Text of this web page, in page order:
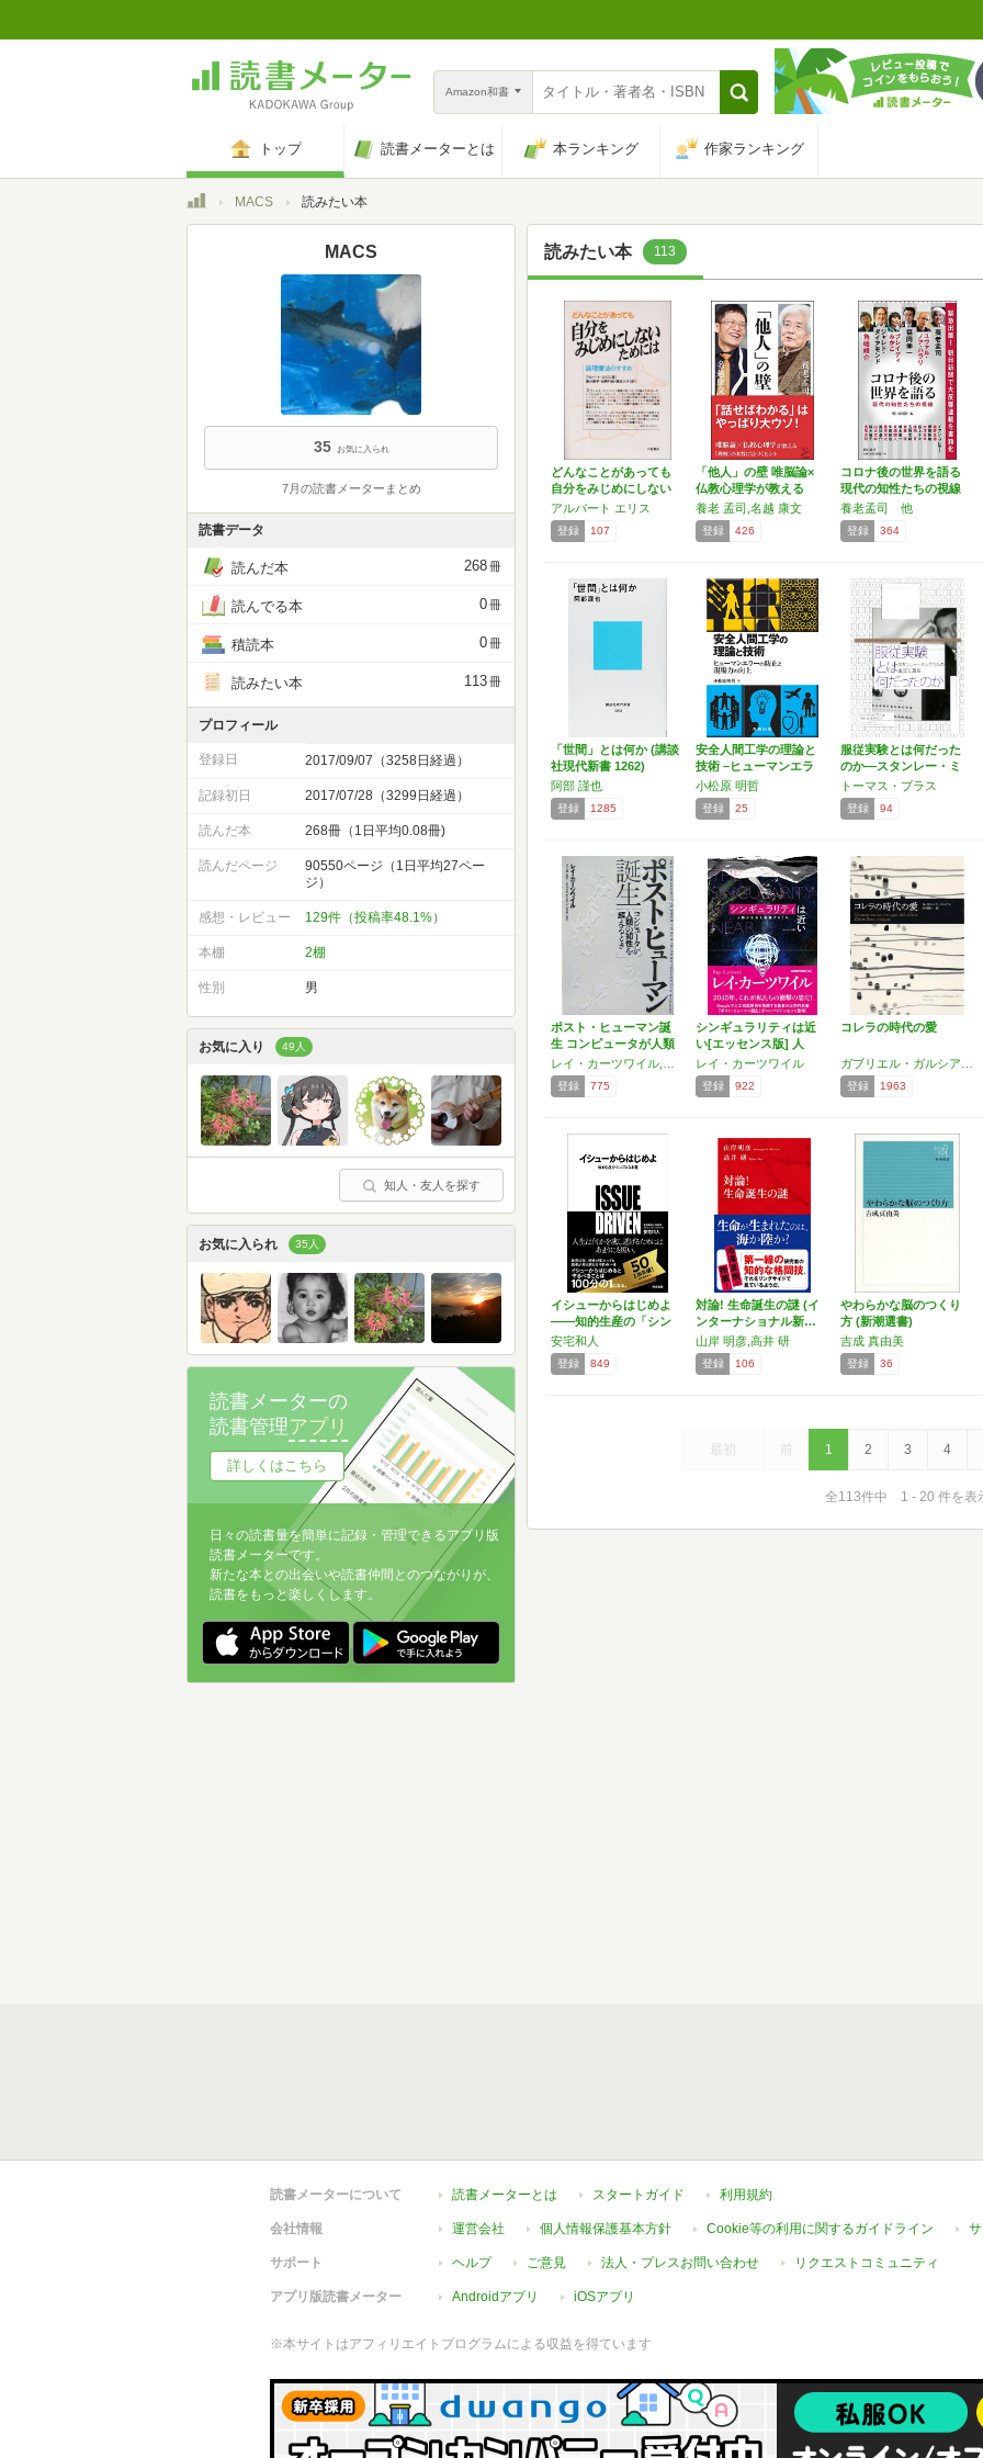
Amazon和書
トップ 読書メーターとは 本ランキング 作家ランキング
トップMACS 読みたい本
読みたい本 113
どんなことがあっても
自分をみじめにしない
ため…
アルバート エリス
登録 107
「他人」の壁 唯脳論×
仏教心理学が教える
「気…
養老 孟司,名越 康文
登録 426
コロナ後の世界を語る
現代の知性たちの視線
…
養老孟司 他
登録 364
「世間」とは何か (講談
社現代新書 1262)
阿部 謹也
登録 1285
安全人間工学の理論と
技術 –ヒューマンエラ
ー…
小松原 明哲
登録 25
服従実験とは何だった
のか―スタンレー・ミ
ルグ…
トーマス・ブラス
登録 94
ポスト・ヒューマン誕
生 コンピュータが人類
の…
登録 775
シンギュラリティは近
い[エッセンス版] 人
類…
レイ・カーツワイル
登録 922
コレラの時代の愛
登録 1963
イシューからはじめよ
――知的生産の「シン
プル…
安宅和人
登録 849
対論! 生命誕生の謎 (イ
ンターナショナル新…
山岸 明彦,高井 研
登録 106
やわらかな脳のつくり
方 (新潮選書)
吉成 真由美
登録 36
最初 前 1 2 3 4
全113件中 1 - 20 件を表
MACS
35 お気に入られ
7月の読書メーターまとめ
読書データ
読んだ本 268冊
読んでる本 0冊
積読本 0冊
読みたい本 113冊
プロフィール
登録日 2017/09/07（3258日経過）
記録初日 2017/07/28（3299日経過）
読んだ本 268冊（1日平均0.08冊)
読んだページ
90550ページ（1日平均27ペー
ジ）
感想・レビュー 129件（投稿率48.1%）
本棚 2棚
性別 男
お気に入り 49人
知人・友人を探す
お気に入られ 35人
読書メーターの
読書管理アプリ
詳しくはこちら
日々の読書量を簡単に記録・管理できるアプリ版
読書メーターです。
新たな本との出会いや読書仲間とのつながりが、
読書をもっと楽しくします。
読書メーターについて 読書メーターとは スタートガイド 利用規約
会社情報 運営会社 個人情報保護基本方針 Cookie等の利用に関するガイドライン
サポート ヘルプ ご意見 法人・プレスお問い合わせ リクエストコミュニティ
アプリ版読書メーター Androidアプリ iOSアプリ
※本サイトはアフィリエイトプログラムによる収益を得ています